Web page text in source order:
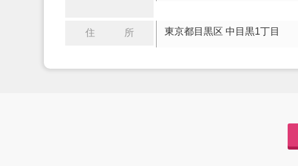
住 所 東京都目黒区 中目黒1丁目